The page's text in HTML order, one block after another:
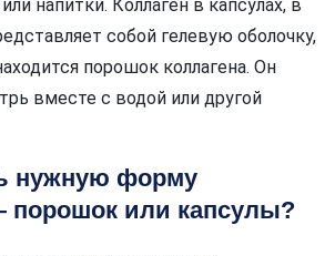
напитки. Коллаген в капсулах, в
собой гелевую оболочку,
порошок коллагена. Он
вместе с водой или другой
нужную форму
порошок или капсулы?